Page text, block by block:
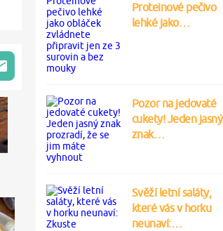
Proteinové pečivo
lehké jako…
Pozor na jedovaté
cukety! Jeden jasný
znak…
Svěží letní saláty,
které vás v horku
neunaví:…